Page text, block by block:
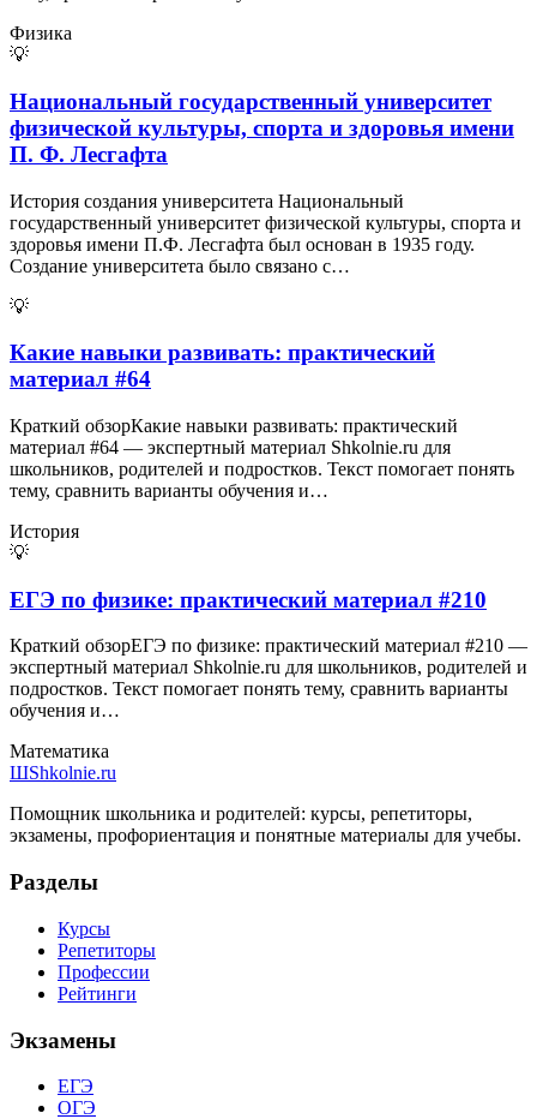
Физика
💡
Национальный государственный университет
физической культуры, cпорта и здоровья имени
П. Ф. Лесгафта
История создания университета Национальный
государственный университет физической культуры, спорта и
здоровья имени П.​Ф. Лесгафта был основан в 1935 году.​
Создание университета было связано с…
💡
Какие навыки развивать: практический
материал #64
Краткий обзорКакие навыки развивать: практический
материал #64 — экспертный материал Shkolnie.ru для
школьников, родителей и подростков. Текст помогает понять
тему, сравнить варианты обучения и…
История
💡
ЕГЭ по физике: практический материал #210
Краткий обзорЕГЭ по физике: практический материал #210 —
экспертный материал Shkolnie.ru для школьников, родителей и
подростков. Текст помогает понять тему, сравнить варианты
обучения и…
Математика
ШShkolnie.ru
Помощник школьника и родителей: курсы, репетиторы,
экзамены, профориентация и понятные материалы для учебы.
Разделы
Курсы
Репетиторы
Профессии
Рейтинги
Экзамены
ЕГЭ
ОГЭ